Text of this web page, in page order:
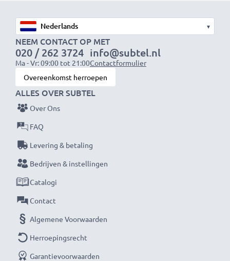
▾
NEEM CONTACT OP MET
020 / 262 3724
Ma - Vr: 09:00 tot 21:00
info@subtel.nl
Contactformulier
Overeenkomst herroepen
ALLES OVER SUBTEL
Over Ons
FAQ
Levering & betaling
Bedrijven & instellingen
Catalogi
Contact
Algemene Voorwaarden
Herroepingsrecht
Garantievoorwaarden